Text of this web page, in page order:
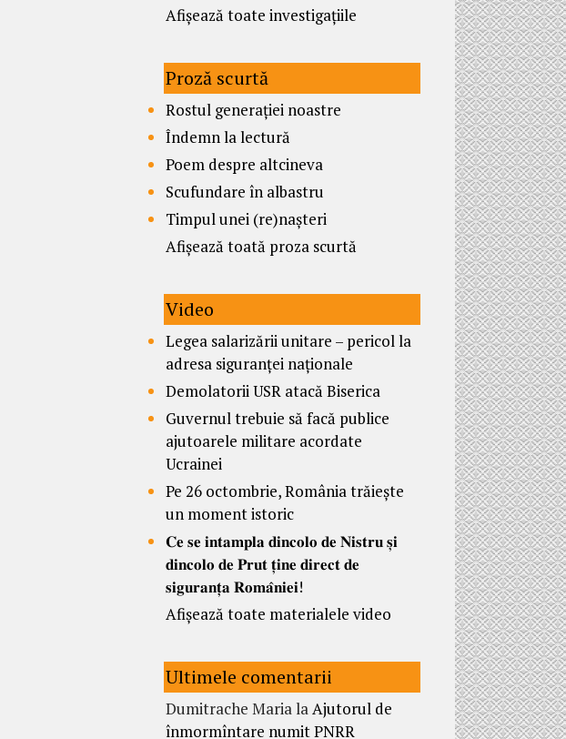
Afișează toate investigațiile
Proză scurtă
Rostul generației noastre
Îndemn la lectură
Poem despre altcineva
Scufundare în albastru
Timpul unei (re)nașteri
Afișează toată proza scurtă
Video
Legea salarizării unitare – pericol la
adresa siguranței naționale
Demolatorii USR atacă Biserica
Guvernul trebuie să facă publice
ajutoarele militare acordate
Ucrainei
Pe 26 octombrie, România trăiește
un moment istoric
𝐂𝐞 𝐬𝐞 𝐢𝐧𝐭𝐚𝐦𝐩𝐥𝐚 𝐝𝐢𝐧𝐜𝐨𝐥𝐨 𝐝𝐞 𝐍𝐢𝐬𝐭𝐫𝐮 𝐬̦𝐢
𝐝𝐢𝐧𝐜𝐨𝐥𝐨 𝐝𝐞 𝐏𝐫𝐮𝐭 𝐭̦𝐢𝐧𝐞 𝐝𝐢𝐫𝐞𝐜𝐭 𝐝𝐞
𝐬𝐢𝐠𝐮𝐫𝐚𝐧𝐭̦𝐚 𝐑𝐨𝐦𝐚̂𝐧𝐢𝐞𝐢!
Afișează toate materialele video
Ultimele comentarii
Dumitrache MarialaAjutorul de
înmormîntare numit PNRR